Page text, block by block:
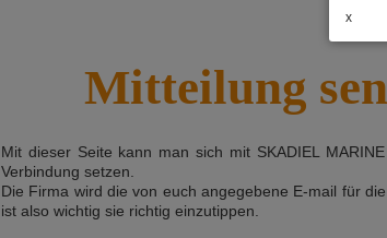
x
Mitteilung
Mit dieser Seite kann man sich mit SKADIEL
Verbindung setzen.
Die Firma wird die von euch angegebene E-mail für
ist also wichtig sie richtig einzutippen.